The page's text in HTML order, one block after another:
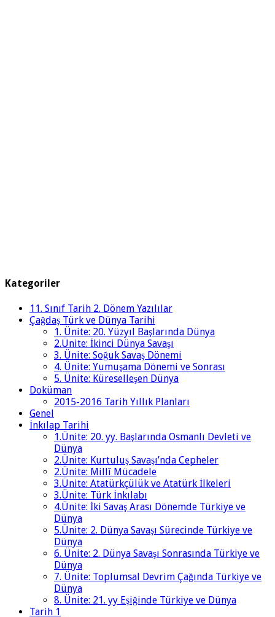
Kategoriler
11. Sınıf Tarih 2. Dönem Yazılılar
Çağdaş Türk ve Dünya Tarihi
1. Ünite: 20. Yüzyıl Başlarında Dünya
2.Ünite: İkinci Dünya Savaşı
3. Ünite: Soğuk Savaş Dönemi
4. Ünite: Yumuşama Dönemi ve Sonrası
5. Ünite: Küreselleşen Dünya
Doküman
2015-2016 Tarih Yıllık Planları
Genel
İnkılap Tarihi
1.Ünite: 20. yy. Başlarında Osmanlı Devleti ve
Dünya
2.Ünite: Kurtuluş Savaşı’nda Cepheler
2.Ünite: Millî Mücadele
3.Ünite: Atatürkçülük ve Atatürk İlkeleri
3.Ünite: Türk İnkılabı
4.Ünite: İki Savaş Arası Dönemde Türkiye ve
Dünya
5.Ünite: 2. Dünya Savaşı Sürecinde Türkiye ve
Dünya
6. Ünite: 2. Dünya Savaşı Sonrasında Türkiye ve
Dünya
7. Ünite: Toplumsal Devrim Çağında Türkiye ve
Dünya
8. Ünite: 21. yy Eşiğinde Türkiye ve Dünya
Tarih 1